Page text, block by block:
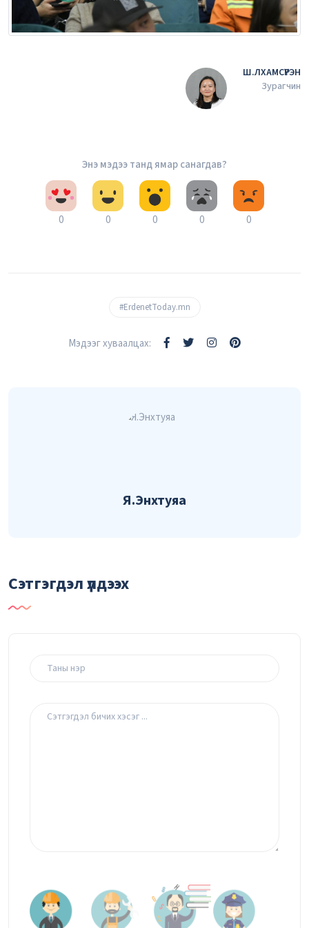
Ш.ЛХАМСҮРЭН
Зурагчин
Энэ мэдээ танд ямар санагдав?
0 0 0 0 0
#ErdenetToday.mn
Мэдээг хуваалцах:
Я.Энхтуяа
Сэтгэгдэл үлдээх